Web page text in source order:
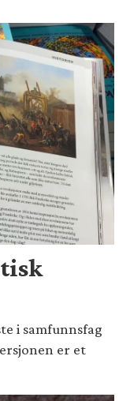
i samfunnsfag
er et